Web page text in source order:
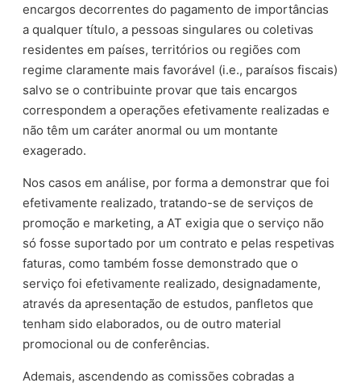
encargos decorrentes do pagamento de importâncias
a qualquer título, a pessoas singulares ou coletivas
residentes em países, territórios ou regiões com
regime claramente mais favorável (i.e., paraísos fiscais)
salvo se o contribuinte provar que tais encargos
correspondem a operações efetivamente realizadas e
não têm um caráter anormal ou um montante
exagerado.
Nos casos em análise, por forma a demonstrar que foi
efetivamente realizado, tratando-se de serviços de
promoção e marketing, a AT exigia que o serviço não
só fosse suportado por um contrato e pelas respetivas
faturas, como também fosse demonstrado que o
serviço foi efetivamente realizado, designadamente,
através da apresentação de estudos, panfletos que
tenham sido elaborados, ou de outro material
promocional ou de conferências.
Ademais, ascendendo as comissões cobradas a